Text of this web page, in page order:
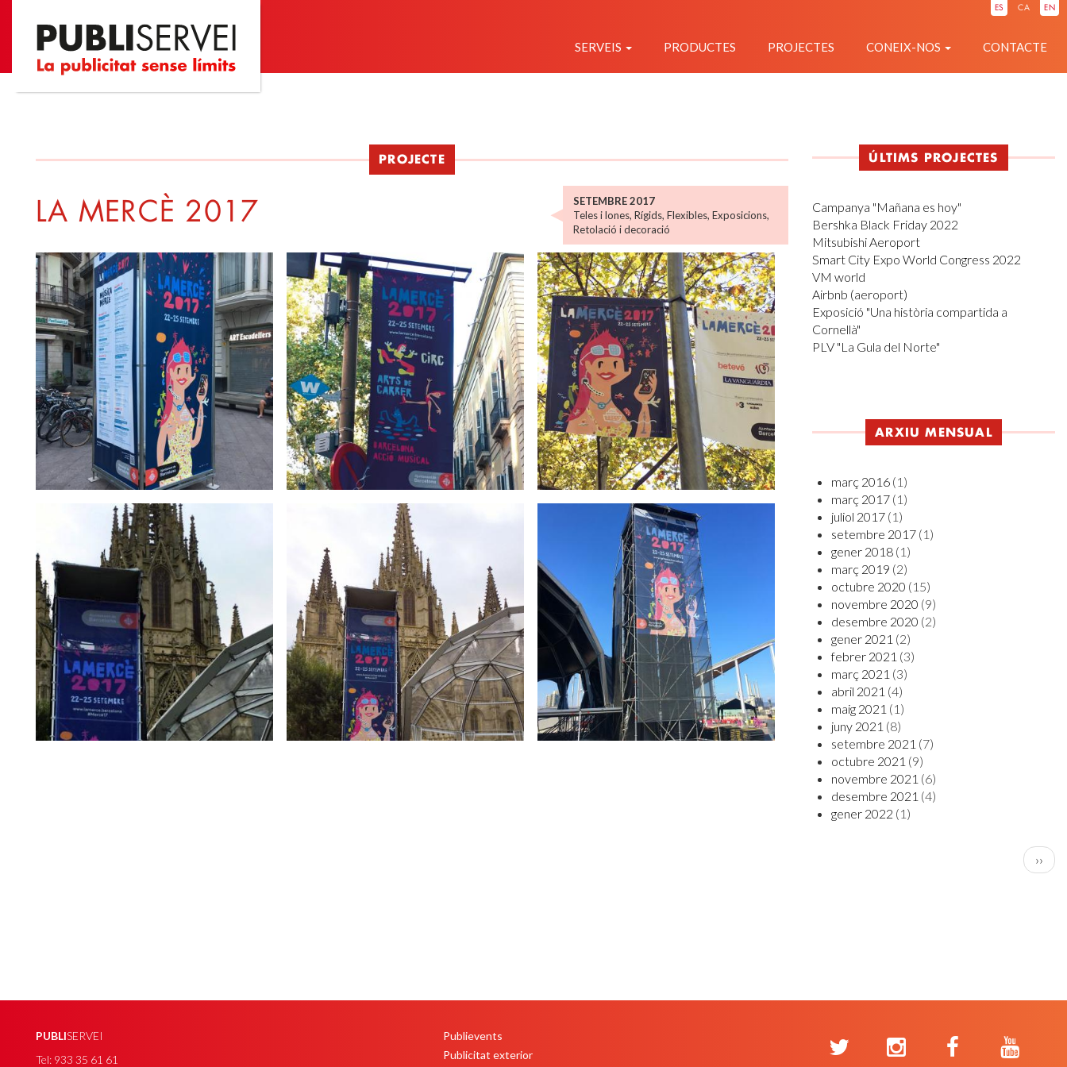
contingut
ES CA EN
PRINCIPAL
SERVEIS PRODUCTES PROJECTES CONEIX-NOS CONTACTE
PROJECTE
SETEMBRE 2017
Teles i lones, Rígids, Flexibles, Exposicions,
Retolació i decoració
LA MERCÈ 2017
ÚLTIMS PROJECTES
Campanya "Mañana es hoy"
Bershka Black Friday 2022
Mitsubishi Aeroport
Smart City Expo World Congress 2022
VM world
Airbnb (aeroport)
Exposició "Una història compartida a
Cornellà"
PLV "La Gula del Norte"
ARXIU MENSUAL
març 2016 (1)
març 2017 (1)
juliol 2017 (1)
setembre 2017 (1)
gener 2018 (1)
març 2019 (2)
octubre 2020 (15)
novembre 2020 (9)
desembre 2020 (2)
gener 2021 (2)
febrer 2021 (3)
març 2021 (3)
abril 2021 (4)
maig 2021 (1)
juny 2021 (8)
setembre 2021 (7)
octubre 2021 (9)
novembre 2021 (6)
desembre 2021 (4)
gener 2022 (1)
››
PUBLISERVEI
Tel: 933 35 61 61
PEU
Publievents
Publicitat exterior